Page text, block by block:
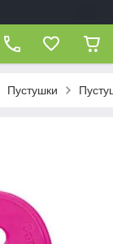
Пустушки